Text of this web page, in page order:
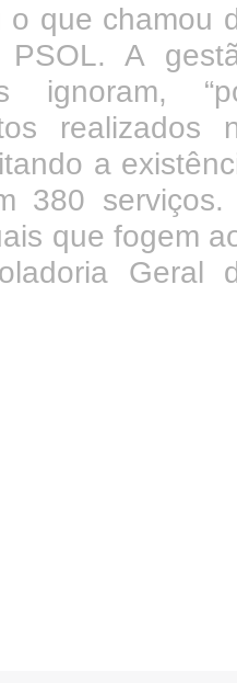
o que chamou
A
ignoram,
realizados
a
380 serviços.
que fogem
Geral